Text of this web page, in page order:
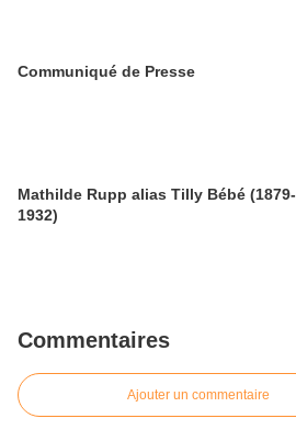
Communiqué de Presse
Mathilde Rupp alias Tilly Bébé (1879-
1932)
Commentaires
Ajouter un commentaire